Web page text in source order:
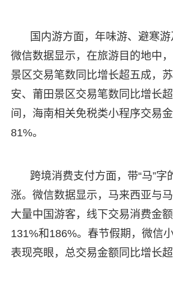
国内游方面，年味游、避寒游
微信数据显示，在旅游目的地中
景区交易笔数同比增长超五成，
安、莆田景区交易笔数同比增长
间，海南相关免税类小程序交易
81%。
跨境消费支付方面，带“马”字
涨。微信数据显示，马来西亚与
大量中国游客，线下交易消费金
131%和186%。春节假期，微信
表现亮眼，总交易金额同比增长超